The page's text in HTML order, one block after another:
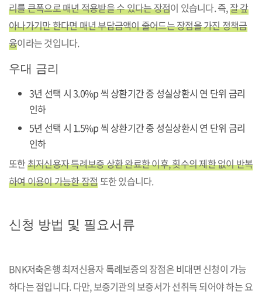
리를 큰폭으로 매년 적용받을 수 있다는 장점이 있습니다. 즉,잘 갚
아나가기만 한다면 매년 부담금액이 줄어드는 장점을 가진 정책금
융이라는 것입니다.
우대 금리
3년 선택 시 3.0%p 씩 상환기간 중 성실상환시 연 단위 금리
인하
5년 선택 시 1.5%p 씩 상환기간 중 성실상환시 연 단위 금리
인하
또한최저신용자 특례보증 상환 완료한 이후, 횟수의 제한 없이 반복
하여 이용이 가능한 장점 또한 있습니다.
신청 방법 및 필요서류
BNK저축은행 최저신용자 특례보증의 장점은 비대면 신청이 가능
하다는 점입니다. 다만, 보증기관의 보증서가 선취득 되어야 하는 요